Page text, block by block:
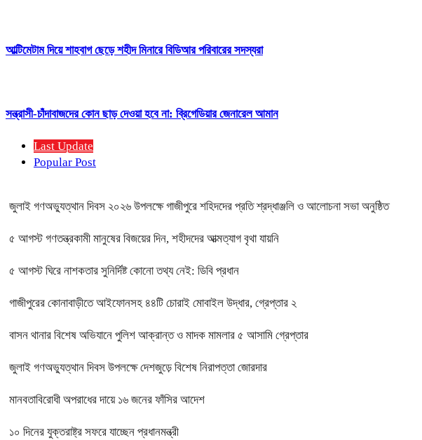
আল্টিমেটাম দিয়ে শাহবাগ ছেড়ে শহীদ মিনারে বিডিআর পরিবারের সদস্যরা
সন্ত্রাসী-চাঁদাবাজদের কোন ছাড় দেওয়া হবে না: ব্রিগেডিয়ার জেনারেল আমান
Last Update
Popular Post
জুলাই গণঅভ্যুত্থান দিবস ২০২৬ উপলক্ষে গাজীপুরে শহিদদের প্রতি শ্রদ্ধাঞ্জলি ও আলোচনা সভা অনুষ্ঠিত
৫ আগস্ট গণতন্ত্রকামী মানুষের বিজয়ের দিন, শহীদদের আত্মত্যাগ বৃথা যায়নি
৫ আগস্ট ঘিরে নাশকতার সুনির্দিষ্ট কোনো তথ্য নেই: ডিবি প্রধান
গাজীপুরের কোনাবাড়ীতে আইফোনসহ ৪৪টি চোরাই মোবাইল উদ্ধার, গ্রেপ্তার ২
বাসন থানার বিশেষ অভিযানে পুলিশ আক্রান্ত ও মাদক মামলার ৫ আসামি গ্রেপ্তার
জুলাই গণঅভ্যুত্থান দিবস উপলক্ষে দেশজুড়ে বিশেষ নিরাপত্তা জোরদার
মানবতাবিরোধী অপরাধের দায়ে ১৬ জনের ফাঁসির আদেশ
১০ দিনের যুক্তরাষ্ট্র সফরে যাচ্ছেন প্রধানমন্ত্রী